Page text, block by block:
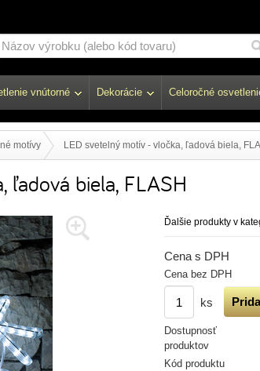
vnútorné Dekorácie Celoročné
motívy LED svetelný motív - vločka, ľadová biela,
ľadová biela, FLASH
Ďalšie produkty v
Cena s DPH
Cena bez DPH
ks
Dostupnosť
produktov
Kód produktu